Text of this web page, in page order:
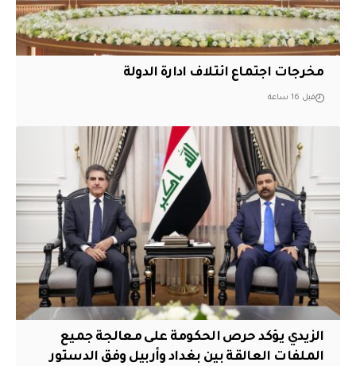
مخرجات اجتماع ائتلاف ادارة الدولة
قبل 16 ساعة
الزيدي يؤكد حرص الحكومة على معالجة جميع
الملفات العالقة بين بغداد وأربيل وفق الدستور